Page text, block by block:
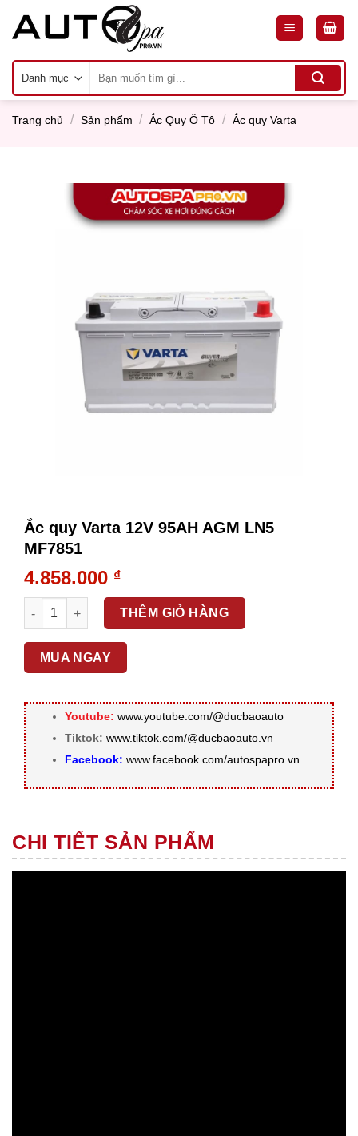
kiếm:
Trang chủ / Sản phẩm / Ắc Quy Ô Tô / Ắc quy Varta
Ắc quy Varta 12V 95AH AGM LN5
MF7851
4.858.000 ₫
Ắc quy Varta 12V 95AH AGM LN5 MF7851 số lượng
THÊM GIỎ HÀNG
MUA NGAY
Youtube: www.youtube.com/@ducbaoauto
Tiktok: www.tiktok.com/@ducbaoauto.vn
Facebook: www.facebook.com/autospapro.vn
CHI TIẾT SẢN PHẨM